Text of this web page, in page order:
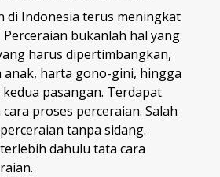
di Indonesia terus meningkat
bukanlah hal yang
harus dipertimbangkan,
anak, harta gono-gini, hingga
pasangan. Terdapat
proses perceraian. Salah
tanpa sidang.
dahulu tata cara